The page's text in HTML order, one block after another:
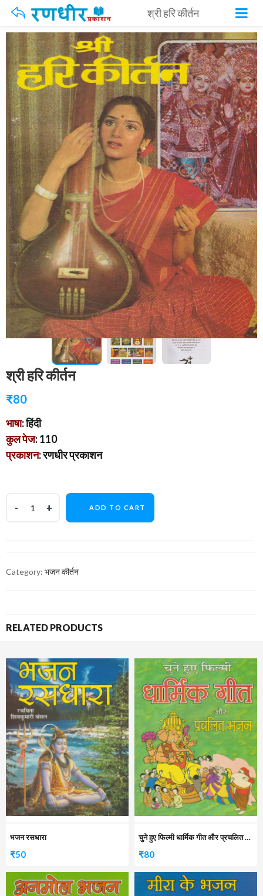
श्री हरि कीर्तन
श्री हरि कीर्तन
₹80
भाषा: हिंदी
कुल पेज: 110
प्रकाशन: रणधीर प्रकाशन
ADD TO CART
Category: भजन कीर्तन
RELATED PRODUCTS
भजन रसधारा
₹50
चुने हुए फिल्मी धार्मिक गीत और प्रचलित भजन
₹80